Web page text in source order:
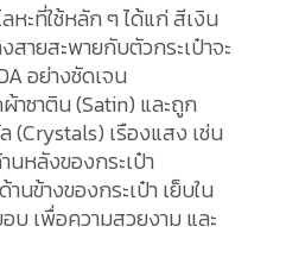
หะที่ใช้หลัก ๆ ได้แก่ สีเงิน
สายสะพายกับตัวกระเป๋าจะ
อย่างชัดเจน
าซาติน (Satin) และถูก
เรืองแสง เช่น
หลังของกระเป๋า
านข้างของกระเป๋า เย็บใน
บ เพื่อความสวยงาม และ